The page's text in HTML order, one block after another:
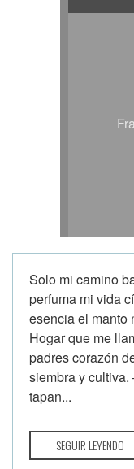
Solo mi camino
perfuma mi vida
esencia el
Hogar que me
padres corazón
siembra y
tapan...
SEGUIR LEYENDO